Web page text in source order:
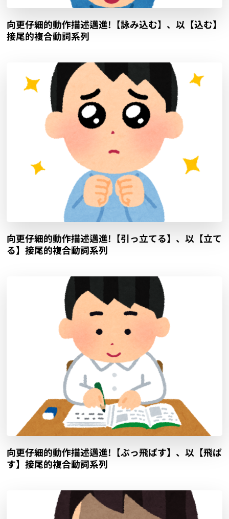
向更仔細的動作描述邁進!【ちぎれ落ちる】、以【落
ちる】接尾的複合動詞系列
向更仔細的動作描述邁進!【詠み込む】、以【込む】
接尾的複合動詞系列
向更仔細的動作描述邁進!【引っ立てる】、以【立て
る】接尾的複合動詞系列